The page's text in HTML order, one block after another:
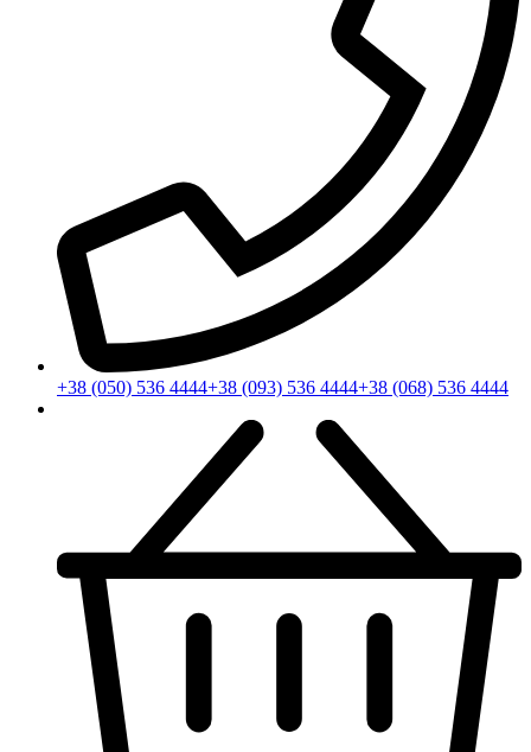
+38 (050) 536 4444+38 (093) 536 4444+38 (068) 536 4444